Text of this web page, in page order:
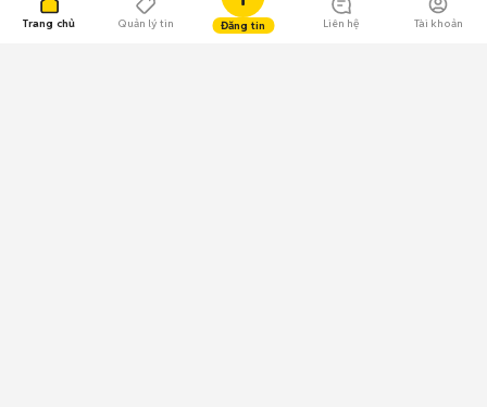
Trang chủ Quản lý tin Đăng tin Liên hệ Tài khoản